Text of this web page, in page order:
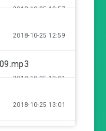
2018-10-25 12:57
2018-10-25 12:59
2018-10-25 13:01
2018-10-25 13:01